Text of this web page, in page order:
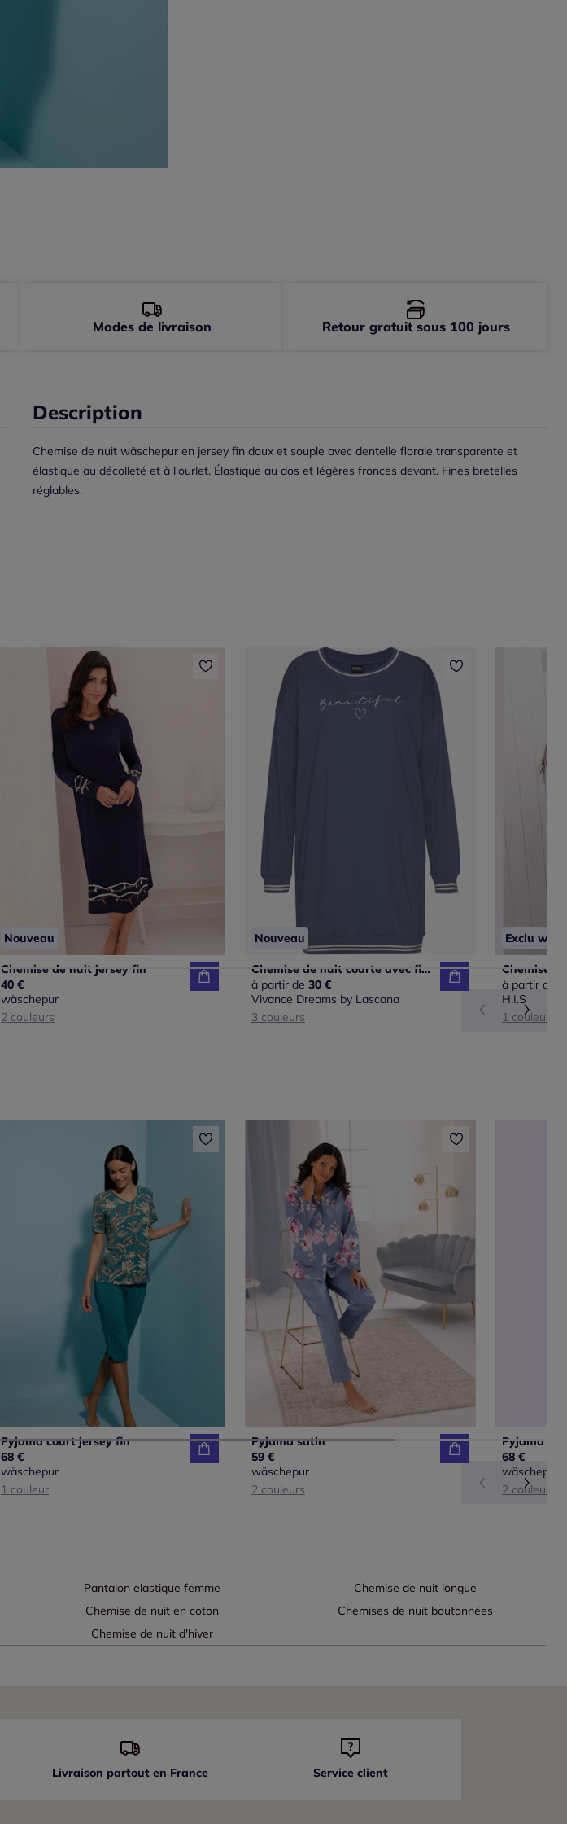
Description
Chemise de nuit wäschepur en jersey fin doux et souple avec dentelle florale transparente et
élastique au décolleté et à l'ourlet. Élastique au dos et légères fronces devant. Fines bretelles
réglables.
Modes de livraison Retour gratuit sous 100 jours
Nouveau
Chemise de nuit jersey fin
40 €
wäschepur
2 couleurs
Nouveau
Chemise de nuit courte avec finitions côtelées rayées
à partir de 30 €
Vivance Dreams by Lascana
3 couleurs
Exclu web
à partir de
H.I.S
1 couleur
Pyjama court jersey fin
68 €
wäschepur
1 couleur
Pyjama satin
59 €
wäschepur
2 couleurs
Pyjama
68 €
wäschepur
2 couleurs
Pantalon elastique femme
Chemise de nuit en coton
Chemise de nuit d'hiver
Chemise de nuit longue
Chemises de nuit boutonnées
Livraison partouten France Service client